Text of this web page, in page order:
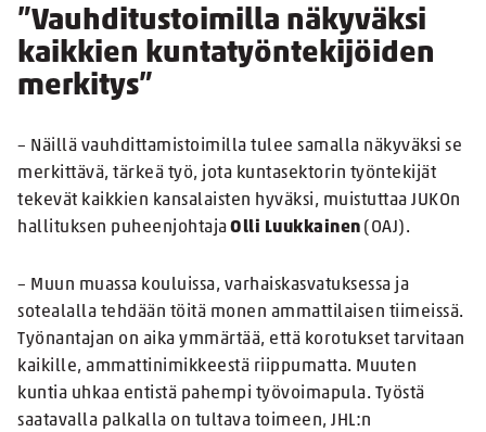
”Vauhditustoimilla näkyväksi
kaikkien kuntatyöntekijöiden
merkitys”
– Näillä vauhdittamistoimilla tulee samalla näkyväksi se
merkittävä, tärkeä työ, jota kuntasektorin työntekijät
tekevät kaikkien kansalaisten hyväksi, muistuttaa JUKOn
hallituksen puheenjohtajaOlli Luukkainen (OAJ).
– Muun muassa kouluissa, varhaiskasvatuksessa ja
sotealalla tehdään töitä monen ammattilaisen tiimeissä.
Työnantajan on aika ymmärtää, että korotukset tarvitaan
kaikille, ammattinimikkeestä riippumatta. Muuten
kuntia uhkaa entistä pahempi työvoimapula. Työstä
saatavalla palkalla on tultava toimeen, JHL:n